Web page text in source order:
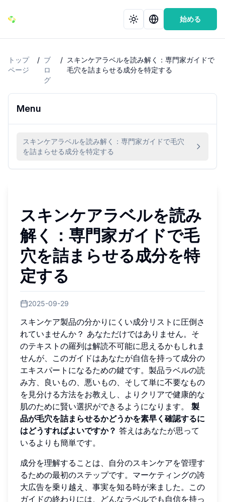
始める
トップ
ページ
/ ブ
ロ
グ
/
スキンケアラベルを読み解く：専門家ガイドで
毛穴を詰まらせる成分を特定する
Menu
スキンケアラベルを読み解く：専門家ガイドで毛穴
を詰まらせる成分を特定する
スキンケアラベルを読み
解く：専門家ガイドで毛
穴を詰まらせる成分を特
定する
2025-09-29
スキンケア製品の分かりにくい成分リストに圧倒さ
れていませんか？ あなただけではありません。そ
のテキストの羅列は解読不可能に思えるかもしれま
せんが、このガイドはあなたが自信を持って成分の
エキスパートになるための鍵です。製品ラベルの読
み方、良いもの、悪いもの、そして単に不要なもの
を見分ける方法をお教えし、よりクリアで健康的な
肌のために賢い選択ができるようになります。 製
品が毛穴を詰まらせるかどうかを素早く確認するに
はどうすればよいですか？ 答えはあなたが思って
いるよりも簡単です。
成分を理解することは、自分のスキンケアを管理す
るための最初のステップです。マーケティングの誇
大広告を乗り越え、事実を知る時が来ました。この
ガイドの終わりには、どんなラベルでも自信を持っ